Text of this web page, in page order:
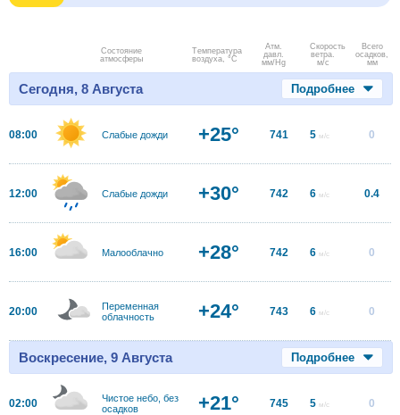
Состояние
атмосферы
Температура
воздуха, °C
Атм.
давл.
мм/Hg
Скорость
ветра.
м/с
Всего
осадков,
мм
Сегодня, 8 Августа Подробнее
08:00 Слабые дожди +25° 741 5 м/с 0
12:00 Слабые дожди +30° 742 6 м/с 0.4
16:00 Малооблачно +28° 742 6 м/с 0
20:00
Переменная
облачность
+24° 743 6 м/с 0
Воскресение, 9 Августа Подробнее
02:00
Чистое небо, без
осадков
+21° 745 5 м/с 0